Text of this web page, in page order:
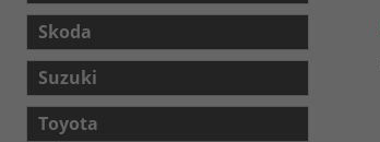
Skoda
Suzuki
Toyota